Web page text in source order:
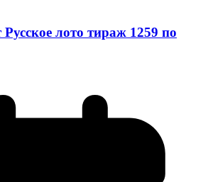
лото тираж 1259 по